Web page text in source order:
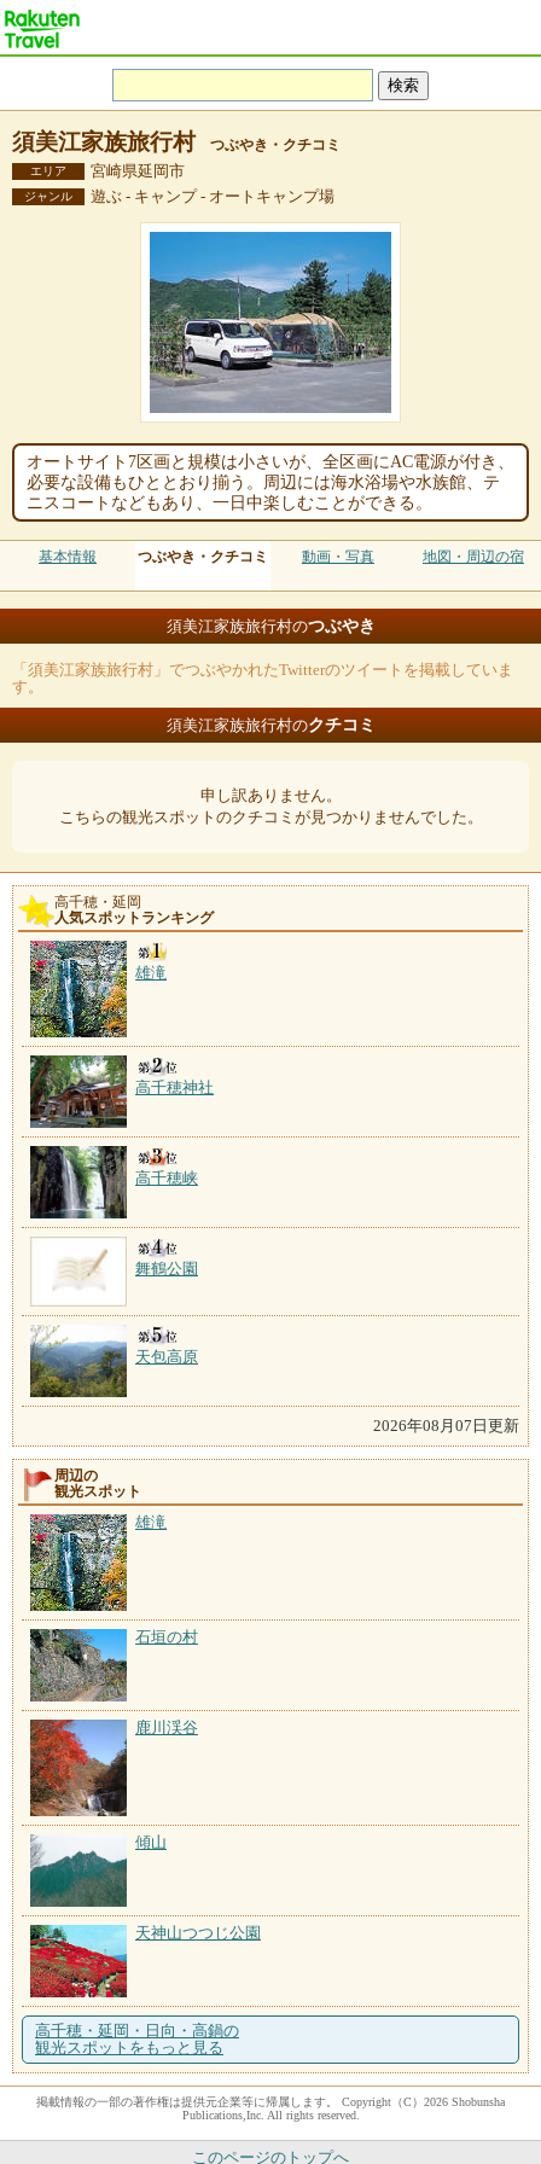
須美江家族旅行村 つぶやき・クチコミ
エリア 宮崎県延岡市
ジャンル 遊ぶ - キャンプ - オートキャンプ場
オートサイト7区画と規模は小さいが、全区画にAC電源が付き、
必要な設備もひととおり揃う。周辺には海水浴場や水族館、テ
ニスコートなどもあり、一日中楽しむことができる。
基本情報 つぶやき・クチコミ 動画・写真 地図・周辺の宿
須美江家族旅行村のつぶやき
「須美江家族旅行村」でつぶやかれたTwitterのツイートを掲載していま
す。
須美江家族旅行村のクチコミ
申し訳ありません。
こちらの観光スポットのクチコミが見つかりませんでした。
高千穂・延岡
人気スポットランキング
雄滝
高千穂神社
高千穂峡
舞鶴公園
天包高原
2026年08月07日更新
周辺の
観光スポット
雄滝
石垣の村
鹿川渓谷
傾山
天神山つつじ公園
高千穂・延岡・日向・高鍋の
観光スポットをもっと見る
掲載情報の一部の著作権は提供元企業等に帰属します。 Copyright（C）2026 Shobunsha
Publications,Inc. All rights reserved.
このページのトップへ